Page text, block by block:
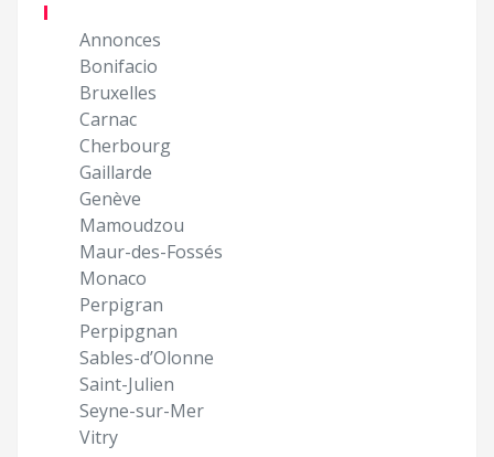
Annonces
Bonifacio
Bruxelles
Carnac
Cherbourg
Gaillarde
Genève
Mamoudzou
Maur-des-Fossés
Monaco
Perpigran
Perpipgnan
Sables-d’Olonne
Saint-Julien
Seyne-sur-Mer
Vitry